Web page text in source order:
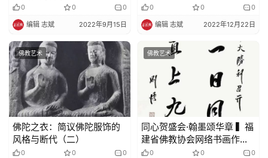
0 0 0
编辑 志斌 2022年9月15日
0 0 0
编辑 志斌 2022年12月22日
佛教艺术
佛陀之衣：简议佛陀服饰的
风格与断代（二）
0 0 0
佛教艺术
同心贺盛会·翰墨颂华章 ▍福
建省佛教协会网络书画作品
展（四）
0 0 0